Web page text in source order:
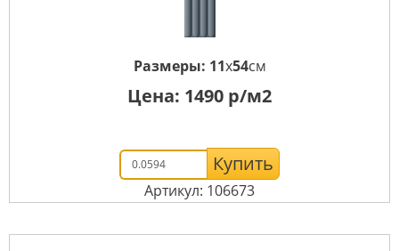
Размеры: 11x54см
Цена: 1490 р/м2
Купить
Артикул: 106673